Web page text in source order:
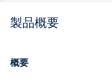
製品概要
概要